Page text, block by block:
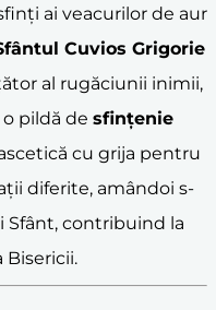
ai veacurilor de aur
Cuvios Grigorie
al rugăciunii inimii,
o pildă de sfințenie
cu grija pentru
diferite, amândoi s-
Sfânt, contribuind la